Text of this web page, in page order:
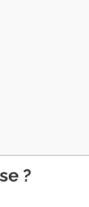
?